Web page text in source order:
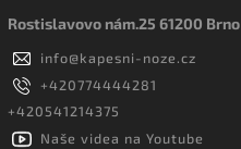
Rostislavovo nám.25 61200 Brno
info@kapesni-noze.cz
+420774444281
+420541214375
Naše videa na Youtube